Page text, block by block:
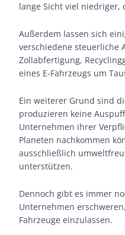
lange Sicht viel niedriger,
Außerdem lassen sich
verschiedene steuerliche
Zollabfertigung,
eines E-Fahrzeugs um
Ein weiterer Grund sind
produzieren keine
Unternehmen ihrer
Planeten nachkommen
ausschließlich
unterstützen.
Dennoch gibt es immer
Unternehmen
Fahrzeuge einzulassen.